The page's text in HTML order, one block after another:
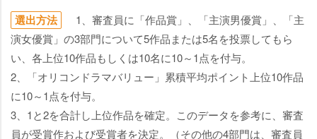
選出方法
1、審査員に「作品賞」、「主演男優賞」、「主
演女優賞」の3部門について5作品または5名を投票してもら
い、各上位10作品もしくは10名に10～1点を付与。
2、「オリコンドラマバリュー」累積平均ポイント上位10作品
に10～1点を付与。
3、1と2を合計し上位作品を確定。このデータを参考に、審査
員が受賞作および受賞者を決定。（その他の4部門は、審査員